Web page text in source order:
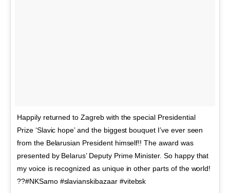
Happily returned to Zagreb with the special Presidential
Prize ‘Slavic hope’ and the biggest bouquet I’ve ever seen
from the Belarusian President himself!! The award was
presented by Belarus’ Deputy Prime Minister. So happy that
my voice is recognized as unique in other parts of the world!
??#NKSamo #slavianskibazaar #vitebsk